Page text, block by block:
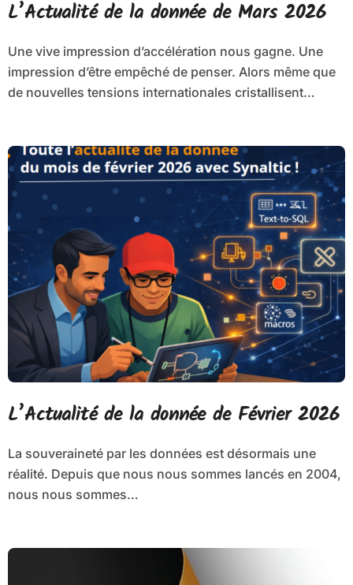
L’Actualité de la donnée de Mars 2026
Une vive impression d’accélération nous gagne. Une
impression d’être empêché de penser. Alors même que
de nouvelles tensions internationales cristallisent…
L’Actualité de la donnée de Février 2026
La souveraineté par les données est désormais une
réalité. Depuis que nous nous sommes lancés en 2004,
nous nous sommes…